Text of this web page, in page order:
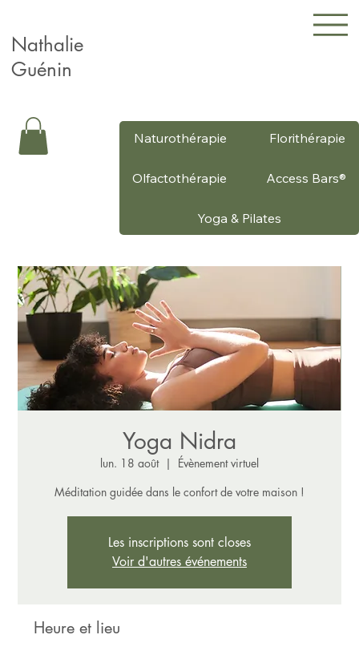
Nathalie
Guénin
Naturothérapie Florithérapie
Olfactothérapie Access Bars®
Yoga & Pilates
Yoga Nidra
lun. 18 août
  |
Évènement virtuel
Méditation guidée dans le confort de votre maison !
Les inscriptions sont closes
Voir d'autres événements
Heure et lieu